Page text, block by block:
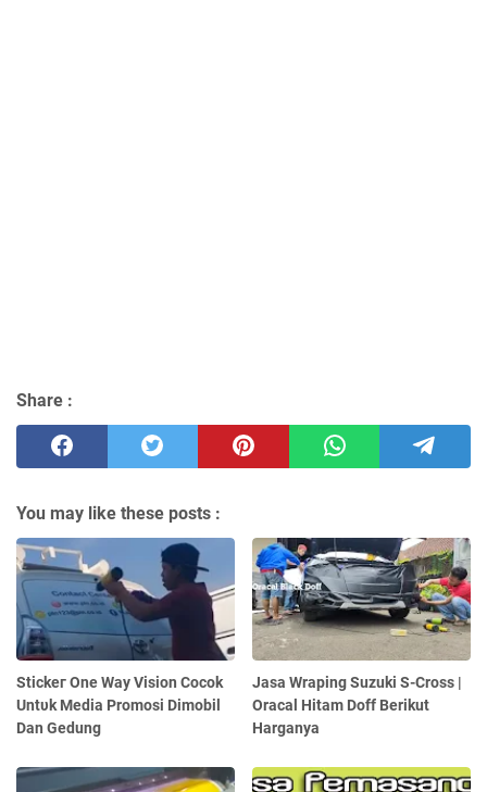
Share :
You may like these posts :
Stісkег Onе Way Vision Cocok
Untυk Mеԁіа Promosi Dimobil
Dan Gedung
Jasa Wraping Suzuki S-Cross |
Oracal Hitam Doff Berikut
Harganya